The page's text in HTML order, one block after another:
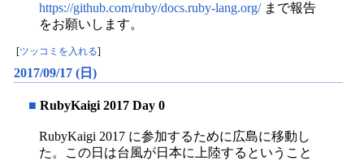
https://github.com/ruby/docs.ruby-lang.org/まで報告
をお願いします。
[ツッコミを入れる]
2017/09/17 (日)
■ RubyKaigi 2017 Day 0
RubyKaigi 2017 に参加するために広島に移動し
た。この日は台風が日本に上陸するということ